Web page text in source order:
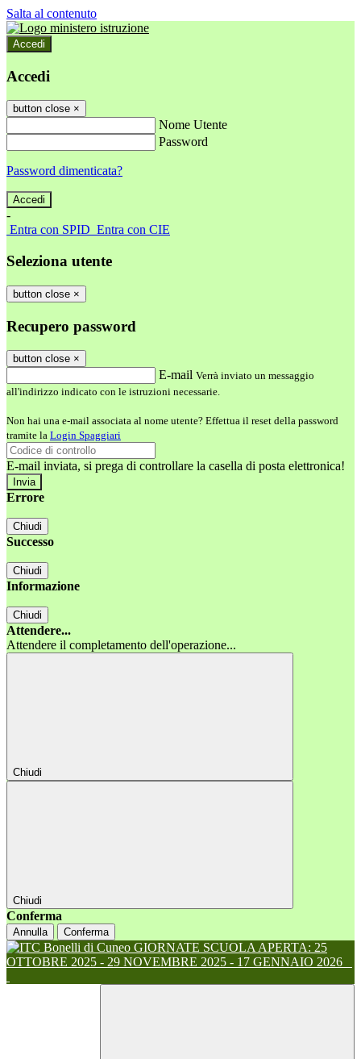
Salta al contenuto
Accedi
Accedi
button close ×
Nome Utente
Password
Password dimenticata?
-
Entra con SPID Entra con CIE
Seleziona utente
button close ×
Recupero password
button close ×
E-mail Verrà inviato un messaggio
all'indirizzo indicato con le istruzioni necessarie.
Non hai una e-mail associata al nome utente? Effettua il reset della password
tramite la Login Spaggiari
E-mail inviata, si prega di controllare la casella di posta elettronica!
Errore
Chiudi
Successo
Chiudi
Informazione
Chiudi
Attendere...
Attendere il completamento dell'operazione...
Chiudi
Chiudi
Conferma
Annulla Conferma
GIORNATE SCUOLA APERTA: 25
OTTOBRE 2025 - 29 NOVEMBRE 2025 - 17 GENNAIO 2026